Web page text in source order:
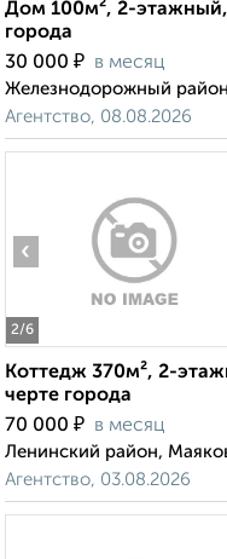
Дом 100м², 2-
города
30 000 ₽ в месяц
Железнодорожный
Агентство, 08.08.2026
2/6
‹
Коттедж 370м², 2-
черте города
70 000 ₽ в месяц
Ленинский район,
Агентство, 03.08.2026